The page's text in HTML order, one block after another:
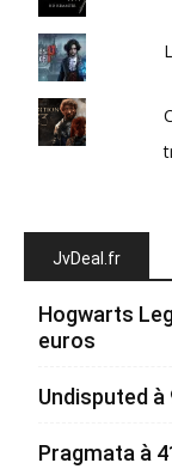
JvDeal.fr
Hogwarts
euros
Undisputed à
Pragmata à